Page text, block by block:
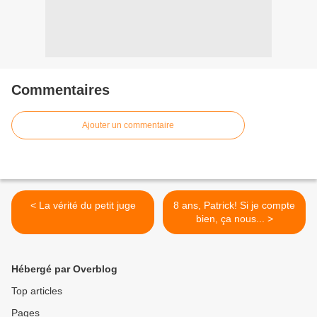
Commentaires
Ajouter un commentaire
< La vérité du petit juge
8 ans, Patrick! Si je compte
bien, ça nous... >
Hébergé par Overblog
Top articles
Pages